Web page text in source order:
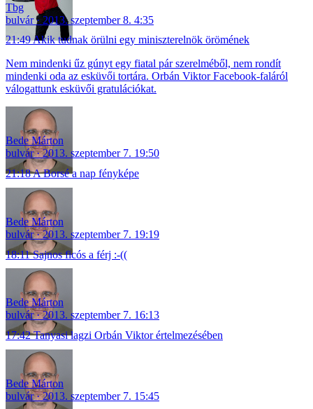
Tbg
bulvár
2013. szeptember 8. 4:35
21:49 Akik tudnak örülni egy miniszterelnök örömének
Nem mindenki űz gúnyt egy fiatal pár szerelméből, nem rondít
mindenki oda az esküvői tortára. Orbán Viktor Facebook-faláról
válogattunk esküvői gratulációkat.
Bede Márton
bulvár
2013. szeptember 7. 19:50
21:18 A Borsé a nap fényképe
Bede Márton
bulvár
2013. szeptember 7. 19:19
18:11 Sajnos ficós a férj :-((
Bede Márton
bulvár
2013. szeptember 7. 16:13
17:42 Tanyasi lagzi Orbán Viktor értelmezésében
Bede Márton
bulvár
2013. szeptember 7. 15:45